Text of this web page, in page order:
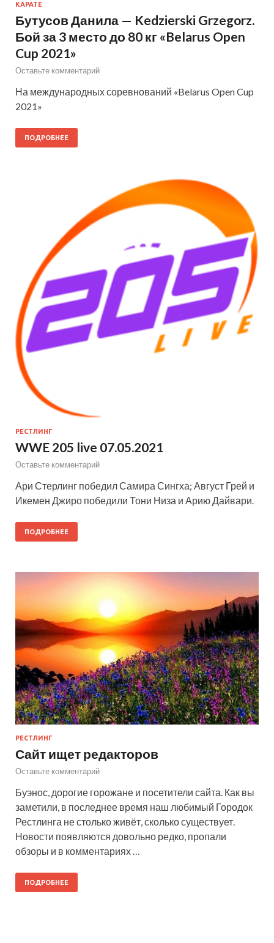
КАРАТЕ
Бутусов Данила — Kedzierski Grzegorz.
Бой за 3 место до 80 кг «Belarus Open
Cup 2021»
Оставьте комментарий
На международных соревнований «Belarus Open Cup
2021»
ПОДРОБНЕЕ
РЕСТЛИНГ
WWE 205 live 07.05.2021
Оставьте комментарий
Ари Стерлинг победил Самира Сингха; Август Грей и
Икемен Джиро победили Тони Низа и Арию Дайвари.
ПОДРОБНЕЕ
РЕСТЛИНГ
Сайт ищет редакторов
Оставьте комментарий
Буэнос, дорогие горожане и посетители сайта. Как вы
заметили, в последнее время наш любимый Городок
Рестлинга не столько живёт, сколько существует.
Новости появляются довольно редко, пропали
обзоры и в комментариях …
ПОДРОБНЕЕ